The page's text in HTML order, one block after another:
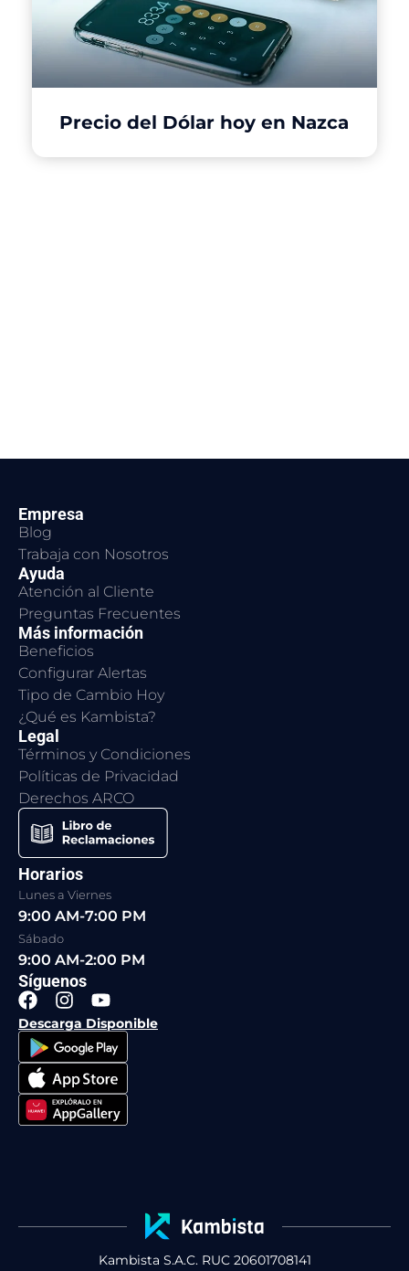
Precio del Dólar hoy en Nazca
Empresa
Blog
Trabaja con Nosotros
Ayuda
Atención al Cliente
Preguntas Frecuentes
Más información
Beneficios
Configurar Alertas
Tipo de Cambio Hoy
¿Qué es Kambista?
Legal
Términos y Condiciones
Políticas de Privacidad
Derechos ARCO
Horarios
Lunes a Viernes
9:00 AM-7:00 PM
Sábado
9:00 AM-2:00 PM
Síguenos
F
a
c
e
b
o
o
k
I
n
s
t
a
g
r
a
Y
o
u
t
u
b
e
Descarga Disponible
Kambista S.A.C. RUC 20601708141